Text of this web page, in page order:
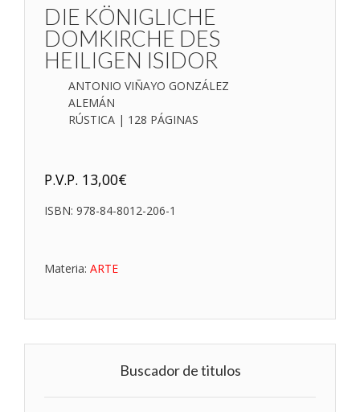
DIE KÖNIGLICHE
DOMKIRCHE DES
HEILIGEN ISIDOR
ANTONIO VIÑAYO GONZÁLEZ
ALEMÁN
RÚSTICA | 128 PÁGINAS
P.V.P. 13,00€
ISBN: 978-84-8012-206-1
Materia: ARTE
Buscador de titulos